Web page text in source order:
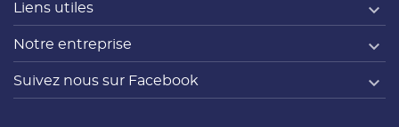
Liens utiles 
Notre entreprise 
Suivez nous sur Facebook 